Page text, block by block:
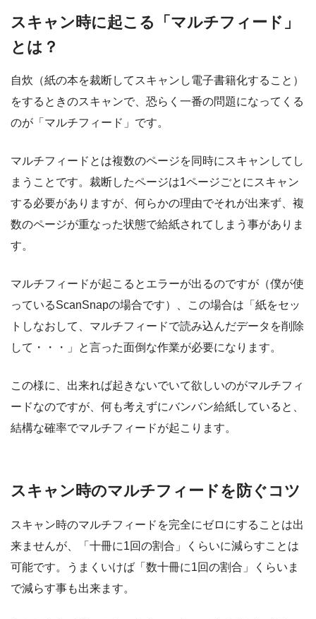
スキャン時に起こる「マルチフィード」
とは？
自炊（紙の本を裁断してスキャンし電子書籍化すること）
をするときのスキャンで、恐らく一番の問題になってくる
のが「マルチフィード」です。
マルチフィードとは複数のページを同時にスキャンしてし
まうことです。裁断したページは1ページごとにスキャン
する必要がありますが、何らかの理由でそれが出来ず、複
数のページが重なった状態で給紙されてしまう事がありま
す。
マルチフィードが起こるとエラーが出るのですが（僕が使
っているScanSnapの場合です）、この場合は「紙をセッ
トしなおして、マルチフィードで読み込んだデータを削除
して・・・」と言った面倒な作業が必要になります。
この様に、出来れば起きないでいて欲しいのがマルチフィ
ードなのですが、何も考えずにバンバン給紙していると、
結構な確率でマルチフィードが起こります。
スキャン時のマルチフィードを防ぐコツ
スキャン時のマルチフィードを完全にゼロにすることは出
来ませんが、「十冊に1回の割合」くらいに減らすことは
可能です。うまくいけば「数十冊に1回の割合」くらいま
で減らす事も出来ます。